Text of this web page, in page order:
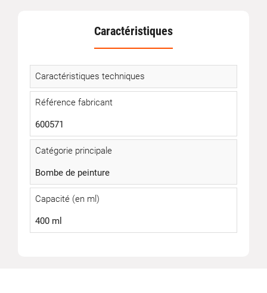
Caractéristiques
Caractéristiques techniques
Référence fabricant
600571
Catégorie principale
Bombe de peinture
Capacité (en ml)
400 ml